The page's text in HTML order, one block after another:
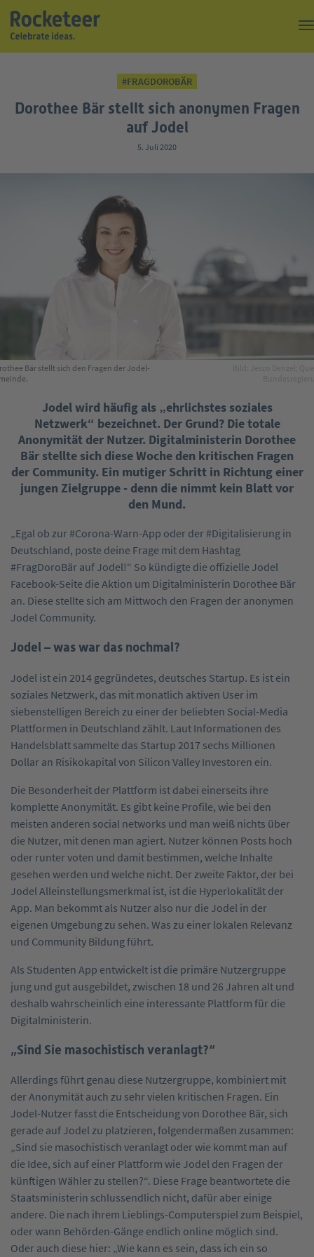
#FRAGDOROBÄR
Dorothee Bär stellt sich anonymen Fragen
auf Jodel
5. Juli 2020
Bär stellt sich den Fragen der Jodel-
Jodel wird häufig als „ehrlichstes soziales
Netzwerk“ bezeichnet. Der Grund? Die totale
Anonymität der Nutzer. Digitalministerin Dorothee
Bär stellte sich diese Woche den kritischen Fragen
der Community. Ein mutiger Schritt in Richtung einer
jungen Zielgruppe - denn die nimmt kein Blatt vor
den Mund.
„Egal ob zur #Corona-Warn-App oder der #Digitalisierung in
Deutschland, poste deine Frage mit dem Hashtag
#FragDoroBär auf Jodel!“ So kündigte die offizielle Jodel
Facebook-Seite die Aktion um Digitalministerin Dorothee Bär
an. Diese stellte sich am Mittwoch den Fragen der anonymen
Jodel Community.
Jodel – was war das nochmal?
Jodel ist ein 2014 gegründetes, deutsches Startup. Es ist ein
soziales Netzwerk, das mit monatlich aktiven User im
siebenstelligen Bereich zu einer der beliebten Social-Media
Plattformen in Deutschland zählt. Laut Informationen des
Handelsblatt sammelte das Startup 2017 sechs Millionen
Dollar an Risikokapital von Silicon Valley Investoren ein.
Die Besonderheit der Plattform ist dabei einerseits ihre
komplette Anonymität. Es gibt keine Profile, wie bei den
meisten anderen social networks und man weiß nichts über
die Nutzer, mit denen man agiert. Nutzer können Posts hoch
oder runter voten und damit bestimmen, welche Inhalte
gesehen werden und welche nicht. Der zweite Faktor, der bei
Jodel Alleinstellungsmerkmal ist, ist die Hyperlokalität der
App. Man bekommt als Nutzer also nur die Jodel in der
eigenen Umgebung zu sehen. Was zu einer lokalen Relevanz
und Community Bildung führt.
Als Studenten App entwickelt ist die primäre Nutzergruppe
jung und gut ausgebildet, zwischen 18 und 26 Jahren alt und
deshalb wahrscheinlich eine interessante Plattform für die
Digitalministerin.
„Sind Sie masochistisch veranlagt?“
Allerdings führt genau diese Nutzergruppe, kombiniert mit
der Anonymität auch zu sehr vielen kritischen Fragen. Ein
Jodel-Nutzer fasst die Entscheidung von Dorothee Bär, sich
gerade auf Jodel zu platzieren, folgendermaßen zusammen:
„Sind sie masochistisch veranlagt oder wie kommt man auf
die Idee, sich auf einer Plattform wie Jodel den Fragen der
künftigen Wähler zu stellen?“. Diese Frage beantwortete die
Staatsministerin schlussendlich nicht, dafür aber einige
andere. Die nach ihrem Lieblings-Computerspiel zum Beispiel,
oder wann Behörden-Gänge endlich online möglich sind.
Oder auch diese hier: „Wie kann es sein, dass ich ein so